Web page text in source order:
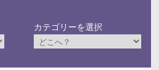
カテゴリーを選択